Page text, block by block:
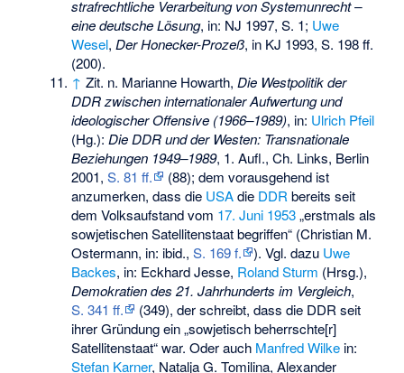
strafrechtliche Verarbeitung von Systemunrecht –
eine deutsche Lösung, in: NJ 1997, S. 1; Uwe
Wesel,Der Honecker-Prozeß, in KJ 1993, S. 198 ff.
(200).
↑ Zit. n. Marianne Howarth,Die Westpolitik der
DDR zwischen internationaler Aufwertung und
ideologischer Offensive (1966–1989), in: Ulrich Pfeil
(Hg.):Die DDR und der Westen: Transnationale
Beziehungen 1949–1989, 1. Aufl., Ch. Links, Berlin
2001,S. 81 ff.
(88); dem vorausgehend ist
anzumerken, dass die USAdie DDRbereits seit
dem Volksaufstand vom 17. Juni 1953„erstmals als
sowjetischen Satellitenstaat begriffen“ (Christian M.
Ostermann, in: ibid.,S. 169 f. ). Vgl. dazu Uwe
Backes, in: Eckhard Jesse, Roland Sturm (Hrsg.),
Demokratien des 21. Jahrhunderts im Vergleich,
S. 341 ff.
(349), der schreibt, dass die DDR seit
ihrer Gründung ein „sowjetisch beherrschte[r]
Satellitenstaat“ war. Oder auch Manfred Wilke in:
Stefan Karner, Natalja G. Tomilina, Alexander